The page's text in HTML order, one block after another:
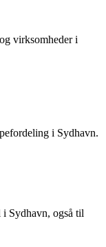
virksomheder i
i Sydhavn.
Sydhavn, også til